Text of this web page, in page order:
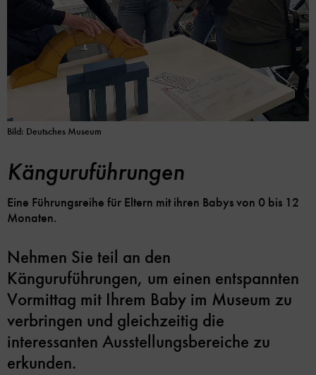
Bild: Deutsches Museum
Känguruführungen
Eine Führungsreihe für Eltern mit ihren Babys von 0 bis 12
Monaten.
Nehmen Sie teil an den
Känguruführungen, um einen entspannten
Vormittag mit Ihrem Baby im Museum zu
verbringen und gleichzeitig die
interessanten Ausstellungsbereiche zu
erkunden.